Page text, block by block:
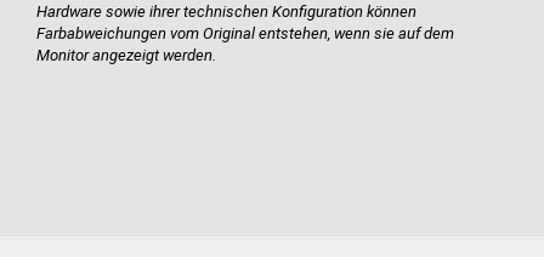
Hardware sowie ihrer technischen Konfiguration können
Farbabweichungen vom Original entstehen, wenn sie auf dem
Monitor angezeigt werden.